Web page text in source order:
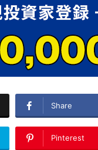
Share
Pinterest